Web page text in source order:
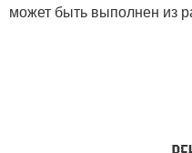
может быть выполнен из